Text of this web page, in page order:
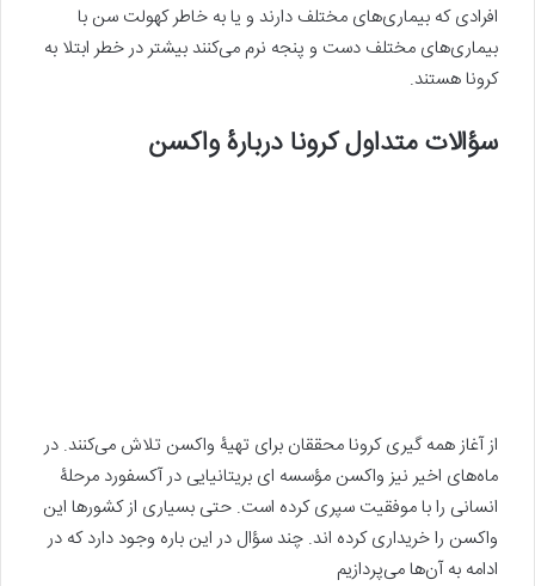
افرادی که بیماری‌های مختلف دارند و یا به خاطر کهولت سن با
بیماری‌های مختلف دست و پنجه نرم می‌کنند بیشتر در خطر ابتلا به
کرونا هستند.
سؤالات متداول کرونا دربارۀ واکسن
از آغاز همه گیری کرونا محققان برای تهیۀ واکسن تلاش می‌کنند. در
ماه‌های اخیر نیز واکسن مؤسسه ای بریتانیایی در آکسفورد مرحلۀ
انسانی را با موفقیت سپری کرده است. حتی بسیاری از کشورها این
واکسن را خریداری کرده اند. چند سؤال در این باره وجود دارد که در
ادامه به آن‌ها می‌پردازیم